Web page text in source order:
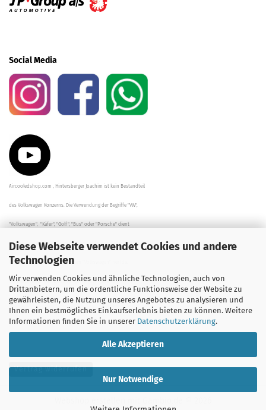
Diese Webseite verwendet Cookies und andere
Technologien
Wir verwenden Cookies und ähnliche Technologien, auch von
Drittanbietern, um die ordentliche Funktionsweise der Website zu
gewährleisten, die Nutzung unseres Angebotes zu analysieren und
Ihnen ein bestmögliches Einkaufserlebnis bieten zu können. Weitere
Informationen finden Sie in unserer Datenschutzerklärung.
Alle Akzeptieren
Nur Notwendige
Social Media
Aircooledshop.com , Hintersberger Joachim ist kein Bestandteil
des Volkswagen Konzerns. Die Verwendung der Begriffe "VW",
"Volkswagen", "Käfer", "Golf", "Bus" oder "Porsche" dient
der Beschreibung der Teile und stellt in keinem Fall eine direkte
Verbindung zu dem Unternehmen "Volkswagen" her/da.
Die Beschreibungen, Zeichnungen und Angaben zur
Verwendung sind sorgfältig überprüft worden.
Vertrag widerrufen